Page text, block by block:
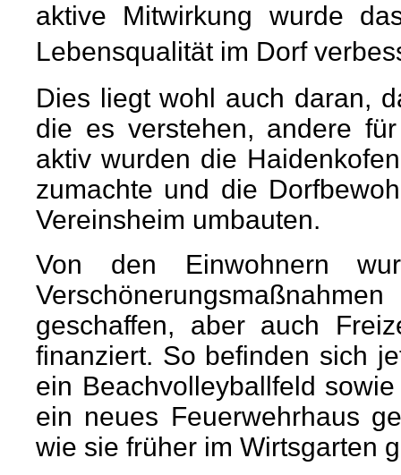
aktive Mitwirkung wurde
Lebensqualität im Dorf
Dies liegt wohl auch daran,
die es verstehen, andere
aktiv wurden die
zumachte und die
Vereinsheim umbauten.
Von den Einwohnern
geschaffen, aber auch
finanziert. So befinden sich
ein Beachvolleyballfeld
ein neues Feuerwehrhaus
wie sie früher im Wirtsgarten